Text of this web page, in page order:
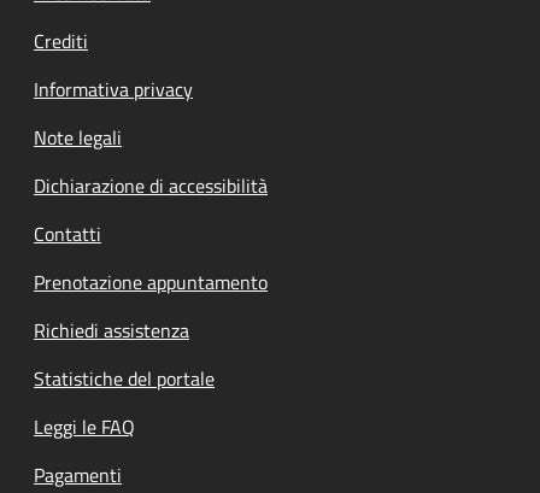
Crediti
Informativa privacy
Note legali
Dichiarazione di accessibilità
Contatti
Prenotazione appuntamento
Richiedi assistenza
Statistiche del portale
Leggi le FAQ
Pagamenti